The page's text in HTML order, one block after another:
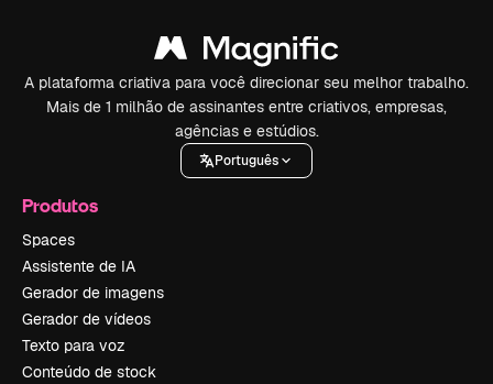
A plataforma criativa para você direcionar seu melhor trabalho.
Mais de 1 milhão de assinantes entre criativos, empresas,
agências e estúdios.
Português
Produtos
Spaces
Assistente de IA
Gerador de imagens
Gerador de vídeos
Texto para voz
Conteúdo de stock